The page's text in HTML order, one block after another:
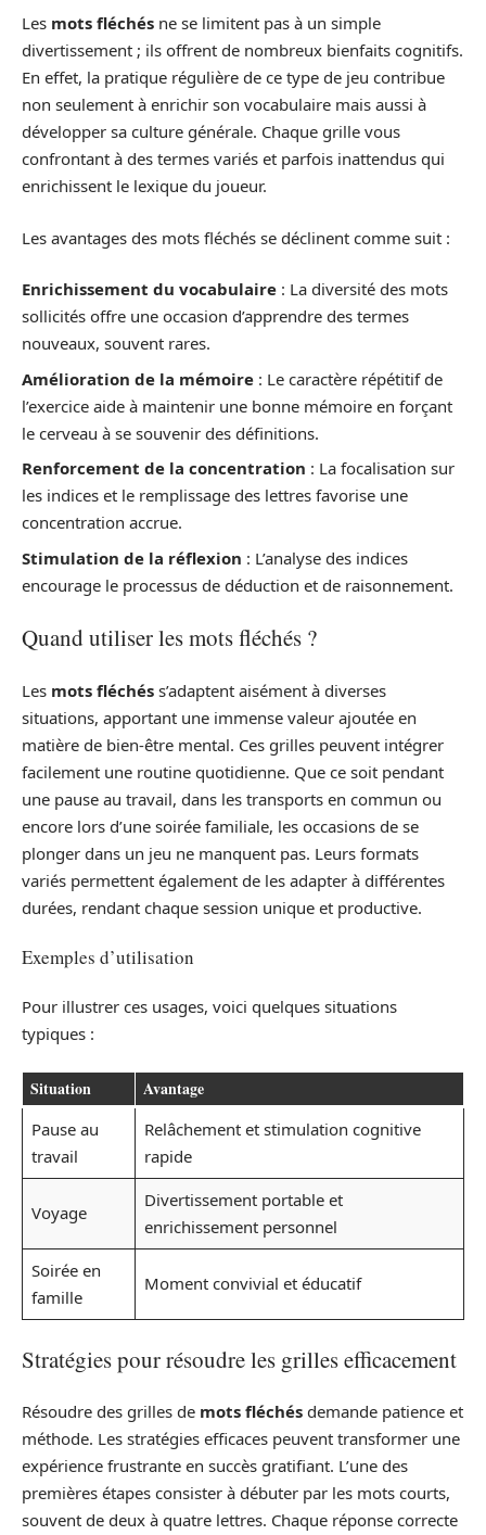
Les mots fléchés ne se limitent pas à un simple
divertissement ; ils offrent de nombreux bienfaits cognitifs.
En effet, la pratique régulière de ce type de jeu contribue
non seulement à enrichir son vocabulaire mais aussi à
développer sa culture générale. Chaque grille vous
confrontant à des termes variés et parfois inattendus qui
enrichissent le lexique du joueur.
Les avantages des mots fléchés se déclinent comme suit :
Enrichissement du vocabulaire : La diversité des mots
sollicités offre une occasion d’apprendre des termes
nouveaux, souvent rares.
Amélioration de la mémoire : Le caractère répétitif de
l’exercice aide à maintenir une bonne mémoire en forçant
le cerveau à se souvenir des définitions.
Renforcement de la concentration : La focalisation sur
les indices et le remplissage des lettres favorise une
concentration accrue.
Stimulation de la réflexion : L’analyse des indices
encourage le processus de déduction et de raisonnement.
Quand utiliser les mots fléchés ?
Les mots fléchés s’adaptent aisément à diverses
situations, apportant une immense valeur ajoutée en
matière de bien-être mental. Ces grilles peuvent intégrer
facilement une routine quotidienne. Que ce soit pendant
une pause au travail, dans les transports en commun ou
encore lors d’une soirée familiale, les occasions de se
plonger dans un jeu ne manquent pas. Leurs formats
variés permettent également de les adapter à différentes
durées, rendant chaque session unique et productive.
Exemples d’utilisation
Pour illustrer ces usages, voici quelques situations
typiques :
Situation Avantage
Pause au
travail
Relâchement et stimulation cognitive
rapide
Voyage
Divertissement portable et
enrichissement personnel
Soirée en
famille
Moment convivial et éducatif
Stratégies pour résoudre les grilles efficacement
Résoudre des grilles de mots fléchés demande patience et
méthode. Les stratégies efficaces peuvent transformer une
expérience frustrante en succès gratifiant. L’une des
premières étapes consister à débuter par les mots courts,
souvent de deux à quatre lettres. Chaque réponse correcte